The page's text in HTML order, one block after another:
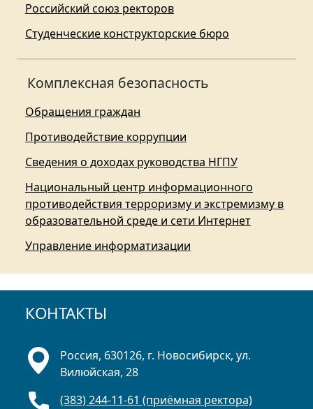
Российский союз ректоров
Студенческие конструкторские бюро
Комплексная безопасность
Обращения граждан
Противодействие коррупции
Сведения о доходах руководства НГПУ
Национальный центр информационного
противодействия терроризму и экстремизму в
образовательной среде и сети Интернет
Управление информатизации
КОНТАКТЫ
Россия, 630126, г. Новосибирск, ул.
Вилюйская, 28
(383) 244-11-61 (приёмная ректора)